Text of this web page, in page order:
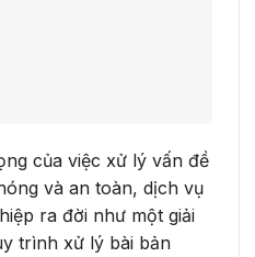
của việc xử lý vấn đề
và an toàn, dịch vụ
ra đời như một giải
trình xử lý bài bản